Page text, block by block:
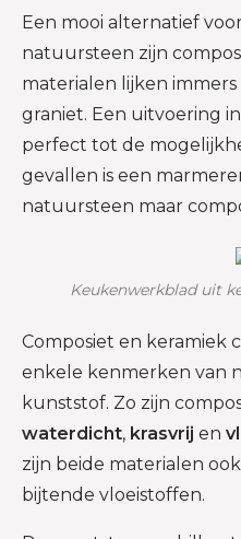
Een mooi alternatief
natuursteen zijn
materialen lijken
graniet. Een uitvoering
perfect tot de
gevallen is een
natuursteen maar
Keukenwerkblad uit
Composiet en keramiek
enkele kenmerken van
kunststof. Zo zijn
waterdicht, krasvrij en
zijn beide materialen
bijtende vloeistoffen.